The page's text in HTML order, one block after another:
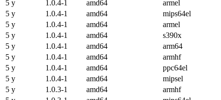
5 y
1.0.4-1 amd64
armel
5 y
1.0.4-1 amd64
mips64el
5 y
1.0.4-1 amd64
armel
5 y
1.0.4-1 amd64
s390x
5 y
1.0.4-1 amd64
arm64
5 y
1.0.4-1 amd64
armhf
5 y
1.0.4-1 amd64
ppc64el
5 y
1.0.4-1 amd64
mipsel
5 y
1.0.3-1 amd64
armhf